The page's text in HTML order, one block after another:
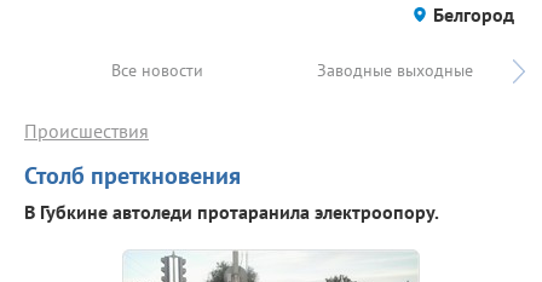
Белгород
Все новости Заводные выходные
Столб преткновения
Происшествия
В Губкине автоледи протаранила электроопору.